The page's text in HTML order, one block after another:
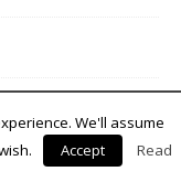
We'll assume
Accept
Read